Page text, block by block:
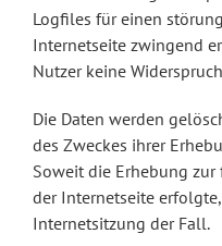
Logfiles für einen
Internetseite zwingend
Nutzer keine
Die Daten werden
des Zweckes ihrer
Soweit die Erhebung
der Internetseite
Internetsitzung der Fall.